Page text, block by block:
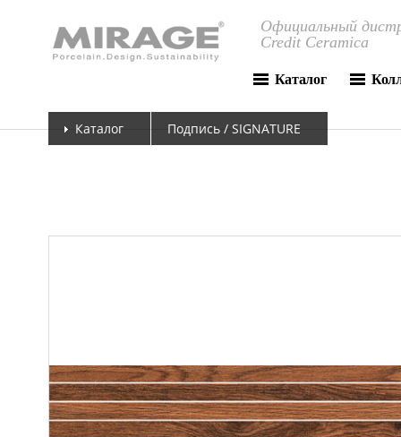
Официальный
Credit Ceramica
Каталог
Каталог Подпись / SIGNATURE